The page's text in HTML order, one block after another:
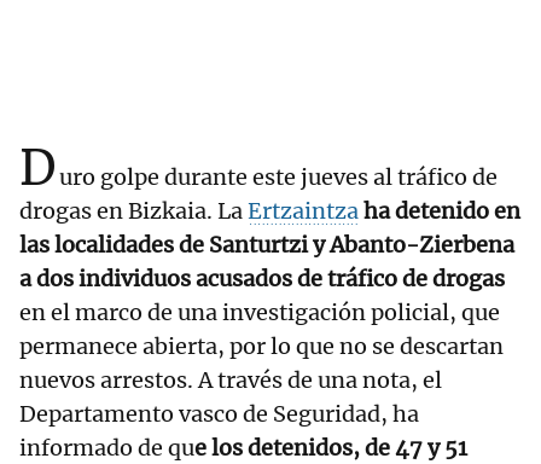
Duro golpe durante este jueves al tráfico de
drogas en Bizkaia. LaErtzaintzaha detenido en
las localidades de Santurtzi y Abanto-Zierbena
a dos individuos acusados de tráfico de drogas
en el marco de una investigación policial, que
permanece abierta, por lo que no se descartan
nuevos arrestos. A través de una nota, el
Departamento vasco de Seguridad, ha
informado de que los detenidos, de 47 y 51